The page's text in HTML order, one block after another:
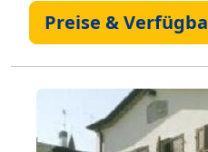
Preise &